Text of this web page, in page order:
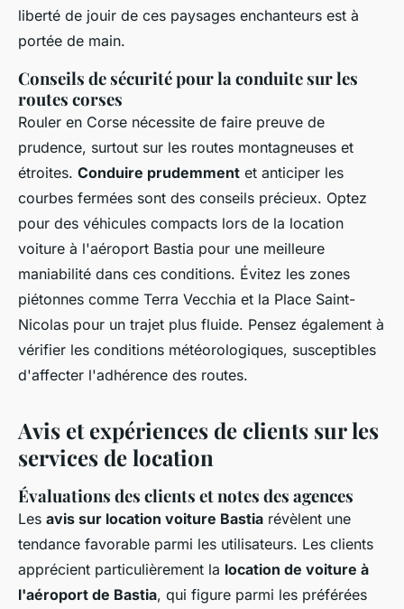
liberté de jouir de ces paysages enchanteurs est à
portée de main.
Conseils de sécurité pour la conduite sur les
routes corses
Rouler en Corse nécessite de faire preuve de
prudence, surtout sur les routes montagneuses et
étroites. Conduire prudemment et anticiper les
courbes fermées sont des conseils précieux. Optez
pour des véhicules compacts lors de la location
voiture à l'aéroport Bastia pour une meilleure
maniabilité dans ces conditions. Évitez les zones
piétonnes comme Terra Vecchia et la Place Saint-
Nicolas pour un trajet plus fluide. Pensez également à
vérifier les conditions météorologiques, susceptibles
d'affecter l'adhérence des routes.
Avis et expériences de clients sur les
services de location
Évaluations des clients et notes des agences
Les avis sur location voiture Bastia révèlent une
tendance favorable parmi les utilisateurs. Les clients
apprécient particulièrement la location de voiture à
l'aéroport de Bastia, qui figure parmi les préférées